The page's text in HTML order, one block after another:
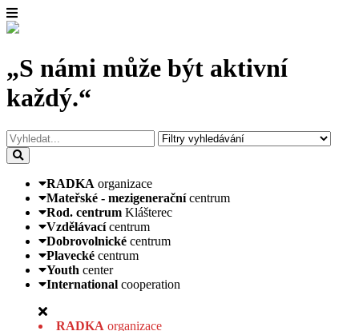
„S námi může být aktivní
každý.“
RADKA organizace
Mateřské - mezigenerační centrum
Rod. centrum Klášterec
Vzdělávací centrum
Dobrovolnické centrum
Plavecké centrum
Youth center
International cooperation
RADKA organizace